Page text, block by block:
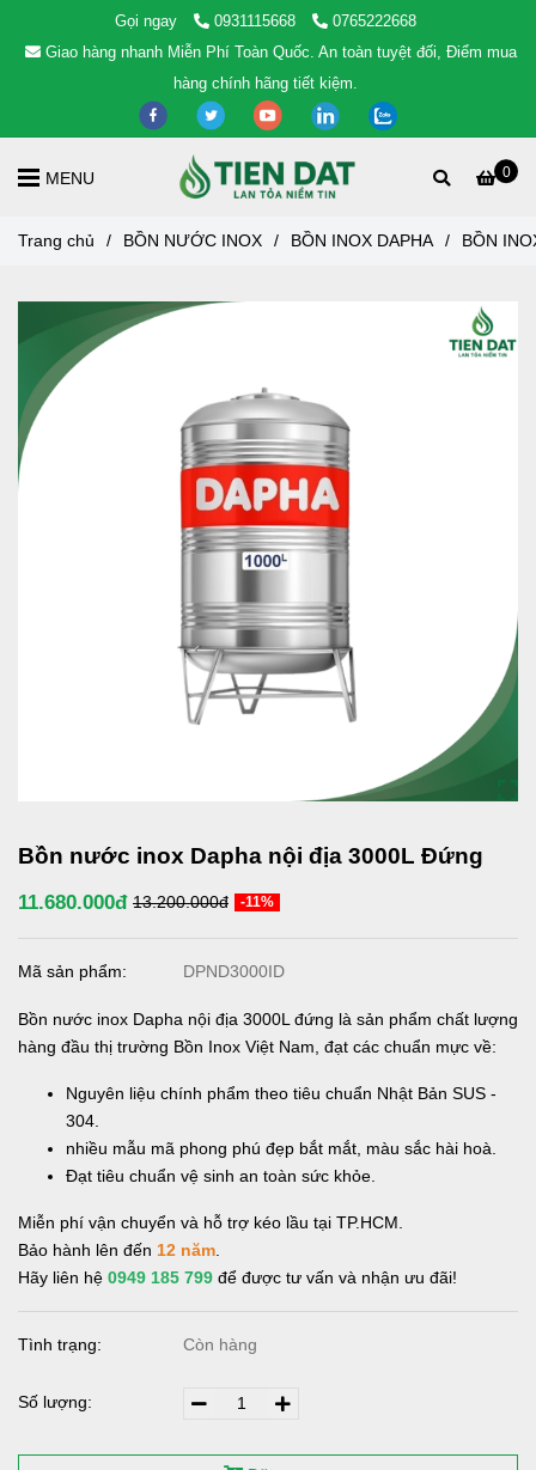
Gọi ngay 0931115668
0765222668
Giao hàng nhanh Miễn Phí Toàn Quốc. An toàn tuyệt đối, Điểm mua
hàng chính hãng tiết kiệm.
0
MENU
Trang chủ / BỒN NƯỚC INOX / BỒN INOX DAPHA / BỒN
Bồn nước inox Dapha nội địa 3000L Đứng
11.680.000đ 13.200.000đ -11%
Mã sản phẩm: DPND3000ID
Bồn nước inox Dapha nội địa 3000L đứng là sản phẩm chất lượng
hàng đầu thị trường Bồn Inox Việt Nam, đạt các chuẩn mực về:
Nguyên liệu chính phẩm theo tiêu chuẩn Nhật Bản SUS -
304.
nhiều mẫu mã phong phú đẹp bắt mắt, màu sắc hài hoà.
Đạt tiêu chuẩn vệ sinh an toàn sức khỏe.
Miễn phí vận chuyển và hỗ trợ kéo lầu tại TP.HCM.
Bảo hành lên đến 12 năm
Hãy liên hệ 0949 185 799 để được tư vấn và nhận ưu đãi!
Tình trạng: Còn hàng
Số lượng: